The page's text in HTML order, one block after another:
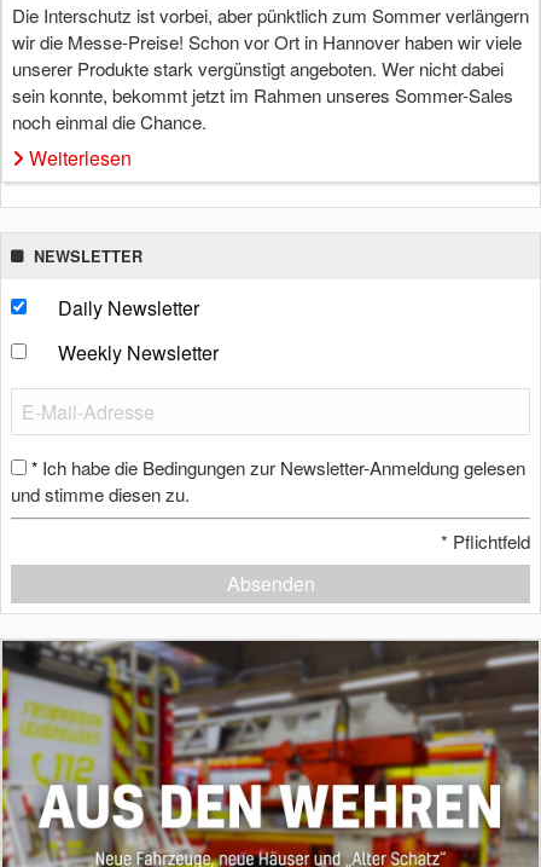
Die Interschutz ist vorbei, aber pünktlich zum Sommer verlängern
wir die Messe-Preise! Schon vor Ort in Hannover haben wir viele
unserer Produkte stark vergünstigt angeboten. Wer nicht dabei
sein konnte, bekommt jetzt im Rahmen unseres Sommer-Sales
noch einmal die Chance.
Weiterlesen
NEWSLETTER
Daily Newsletter
Weekly Newsletter
* Ich habe die Bedingungen zur Newsletter-Anmeldung gelesen
und stimme diesen zu.
* Pflichtfeld
Absenden